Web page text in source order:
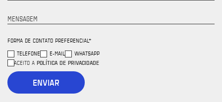
MENSAGEM
FORMA DE CONTATO PREFERENCIAL*
TELEFONE
E-MAIL
WHATSAPP
ACEITO A POLÍTICA DE PRIVACIDADE
ENVIAR